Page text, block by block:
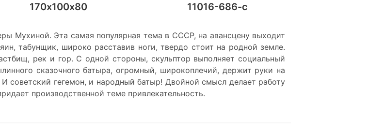
170х100х80 11016-686-с
Мухиной. Эта самая популярная тема в СССР, на авансцену выходит
табунщик, широко расставив ноги, твердо стоит на родной земле.
рек и гор. С одной стороны, скульптор выполняет социальный
сказочного батыра, огромный, широкоплечий, держит руки на
советский гегемон, и народный батыр! Двойной смысл делает работу
производственной теме привлекательность.